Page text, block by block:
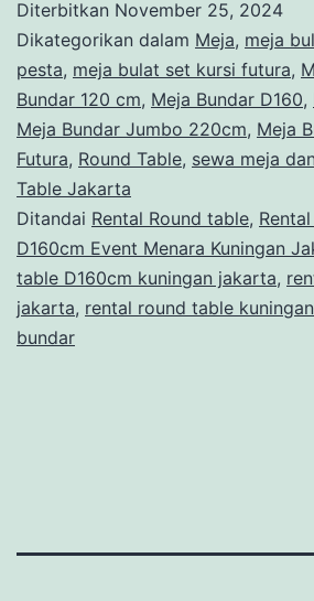
D160cm
Event
Menara
Diterbitkan November 25, 2024
Dikategorikan dalam Meja, meja
pesta, meja bulat set kursi futura,
Bundar 120 cm, Meja Bundar D160,
Meja Bundar Jumbo 220cm, Meja
Futura, Round Table, sewa meja
Table Jakarta
Ditandai Rental Round table,
D160cm Event Menara Kuningan
table D160cm kuningan jakarta,
jakarta, rental round table
bundar